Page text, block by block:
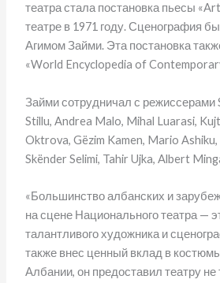
театра стала постановка пьесы
театре в 1971 году. Сценография
Агимом Займи. Эта постановка
«World Encyclopedia of
Займи сотрудничал с режиссерами
Stillu, Andrea Malo, Mihal Luarasi,
Oktrova, Gëzim Kamen, Mario
Skënder Selimi, Tahir Ujka, Albert
«Большинство албанских и
на сцене Национального театра —
талантливого художника и
также внес ценный вклад в
Албании, он предоставил театру не